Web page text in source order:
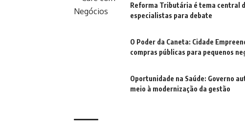
Reforma Tributária é tema central
especialistas para debate
O Poder da Caneta: Cidade
compras públicas para pequenos
Oportunidade na Saúde: Governo
meio à modernização da gestão